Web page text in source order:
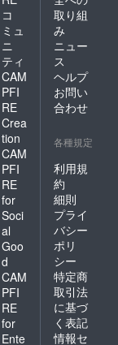
コ
ミュ
ニ
ティ
CAM
PFI
RE
Crea
tion
CAM
PFI
RE
for
Soci
al
Goo
d
CAM
PFI
RE
for
Ente
取り組
み
ニュー
ス
ヘルプ
お問い
合わせ
各種規定
利用規
約
細則
プライ
バシー
ポリ
シー
特定商
取引法
に基づ
く表記
情報セ